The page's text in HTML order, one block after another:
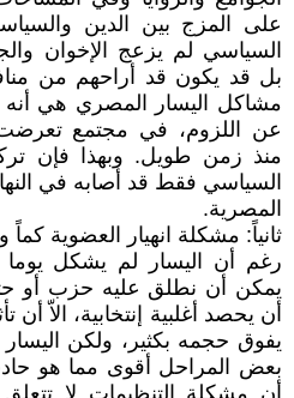
على المزج بين الدين
السياسي لم يزعج الإخوان
بل قد يكون قد أراحهم من
مشاكل اليسار المصري هي
عن اللزوم، في مجتمع تعرضت
منذ زمن طويل. وبهذا فإن
السياسي فقط قد أصابه في
المصرية.
ثانياً: مشكلة انهيار العضوية كماً
رغم أن اليسار لم يشكل يوما
يمكن أن نطلق عليه حزب أو
أن يحصد أغلبية إنتخابية، الاّ أن
يفوق حجمه بكثير، ولكن
بعض المراحل أقوى مما هو حادث